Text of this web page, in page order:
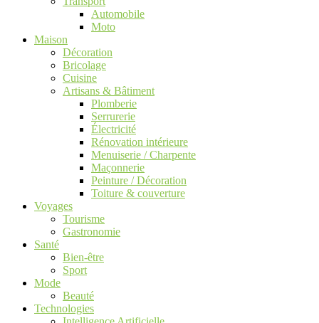
Automobile
Moto
Maison
Décoration
Bricolage
Cuisine
Artisans & Bâtiment
Plomberie
Serrurerie
Électricité
Rénovation intérieure
Menuiserie / Charpente
Maçonnerie
Peinture / Décoration
Toiture & couverture
Voyages
Tourisme
Gastronomie
Santé
Bien-être
Sport
Mode
Beauté
Technologies